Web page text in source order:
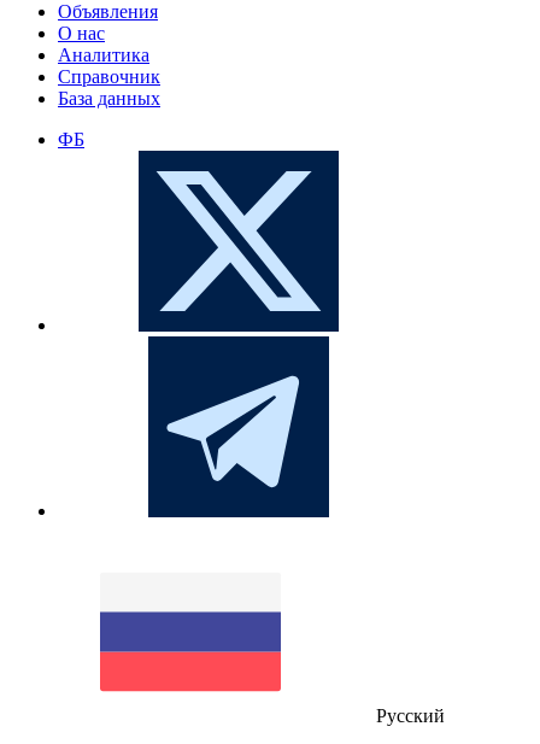
Объявления
О нас
Аналитика
Справочник
База данных
ФБ
Русский